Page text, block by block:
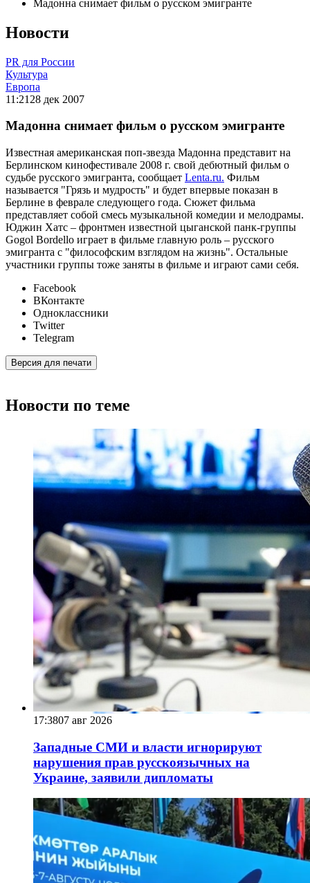
Мадонна снимает фильм о русском эмигранте
Новости
PR для России
Культура
Европа
11:21 28 дек 2007
Мадонна снимает фильм о русском эмигранте
Известная американская поп-звезда Мадонна представит на
Берлинском кинофестивале 2008 г. свой дебютный фильм о
судьбе русского эмигранта, сообщает Lenta.ru. Фильм
называется "Грязь и мудрость" и будет впервые показан в
Берлине в феврале следующего года. Сюжет фильма
представляет собой смесь музыкальной комедии и мелодрамы.
Юджин Хатс – фронтмен известной цыганской панк-группы
Gogol Bordello играет в фильме главную роль – русского
эмигранта с "философским взглядом на жизнь". Остальные
участники группы тоже заняты в фильме и играют сами себя.
Facebook
ВКонтакте
Одноклассники
Twitter
Telegram
Версия для печати
Новости по теме
17:3807 авг 2026
Западные СМИ и власти игнорируют
нарушения прав русскоязычных на
Украине, заявили дипломаты